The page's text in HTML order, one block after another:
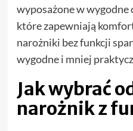
wyposażone w
które zapewniają
narożniki bez funkcji
wygodne i mniej
Jak wybrać
narożnik z